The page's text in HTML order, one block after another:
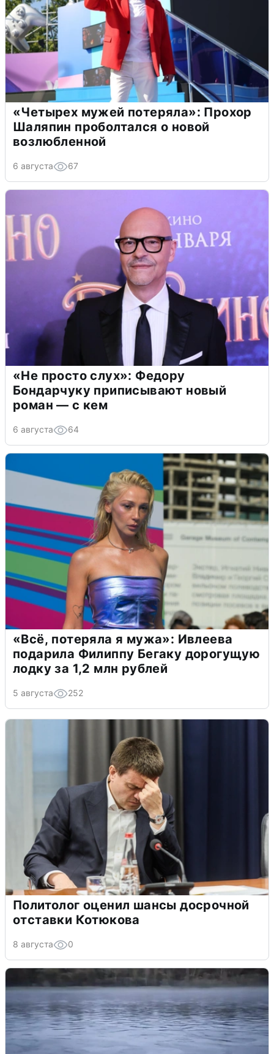
«Четырех мужей потеряла»: Прохор
Шаляпин проболтался о новой
возлюбленной
6 августа 67
«Не просто слух»: Федору
Бондарчуку приписывают новый
роман — с кем
6 августа 64
«Всё, потеряла я мужа»: Ивлеева
подарила Филиппу Бегаку дорогущую
лодку за 1,2 млн рублей
5 августа 252
Политолог оценил шансы досрочной
отставки Котюкова
8 августа 0